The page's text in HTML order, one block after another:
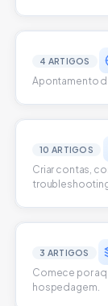
4 ARTIGOS
Apontamento
10 ARTIGOS
Criar contas,
3 ARTIGOS
Comece por
hospedagem.